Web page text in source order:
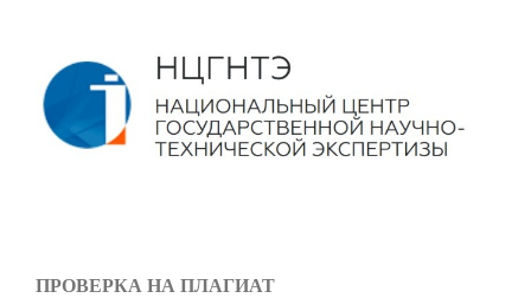
ПРОВЕРКА НА ПЛАГИАТ